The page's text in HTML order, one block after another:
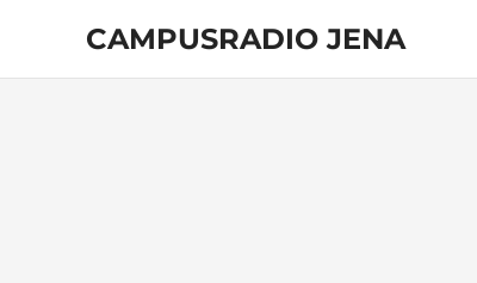
springen
CAMPUSRADIO JENA
103.4